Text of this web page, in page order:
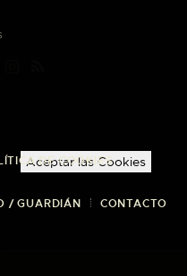
DE COOKIES
/ GUARDIÁN CONTACTO
Aceptar las Cookies